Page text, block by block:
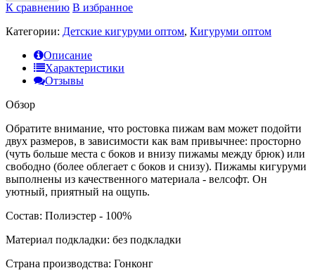
К сравнению В избранное
Категории: Детские кигуруми оптом, Кигуруми оптом
Описание
Характеристики
Отзывы
Обзор
Обратите внимание, что ростовка пижам вам может подойти
двух размеров, в зависимости как вам привычнее: просторно
(чуть больше места с боков и внизу пижамы между брюк) или
свободно (более облегает с боков и снизу). Пижамы кигуруми
выполнены из качественного материала - велсофт. Он
уютный, приятный на ощупь.
Состав: Полиэстер - 100%
Материал подкладки: без подкладки
Страна производства: Гонконг